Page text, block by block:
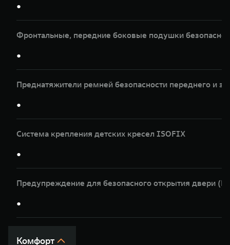
●
Фронтальные, передние боковые подушки
●
Преднатяжители ремней безопасности переднего и
●
Система крепления детских кресел ISOFIX
●
Предупреждение для безопасного открытия двери
●
Комфорт